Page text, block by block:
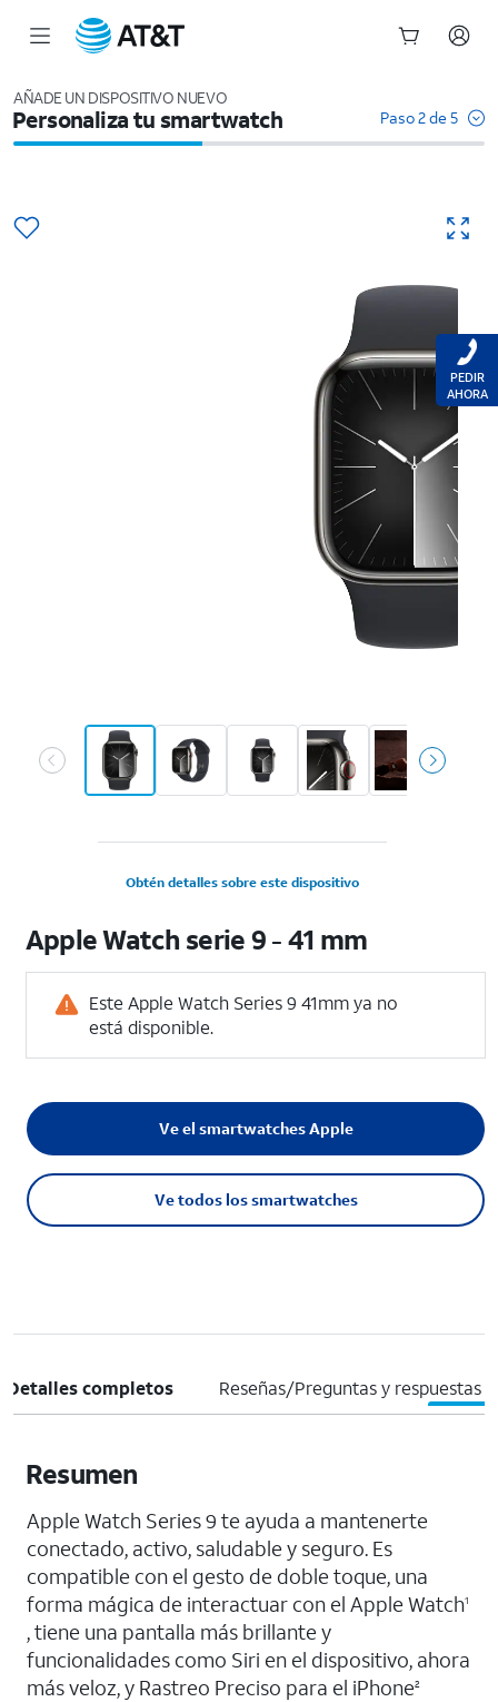
AÑADE UN DISPOSITIVO NUEVO
Personaliza tu smartwatch Paso 2 de 5
Obtén detalles sobre este dispositivo
Apple Watch serie 9 - 41 mm
Este Apple Watch Series 9 41mm ya no
está disponible.
Ve todos los smartwatches
Ve el smartwatches Apple
Detalles completos Reseñas/Preguntas y respuestas
Resumen
Apple Watch Series 9 te ayuda a mantenerte
conectado, activo, saludable y seguro. Es
compatible con el gesto de doble toque, una
forma mágica de interactuar con el Apple Watch1
, tiene una pantalla más brillante y
funcionalidades como Siri en el dispositivo, ahora
más veloz, y Rastreo Preciso para el iPhone2
PEDIR
AHORA